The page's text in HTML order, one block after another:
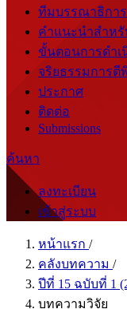
ทีมบรรณาธิการ
คำแนะนำสำห
ขั้นตอนการดำเ
จริยธรรมการตี
ประกาศ
ติดต่อ
Submissions
ค้นหา
ลงทะเบียน
เข้าสู่ระบบ
หน้าแรก /
คลังบทความ /
ปีที่ 15 ฉบับที่ 1
บทความวิจัย